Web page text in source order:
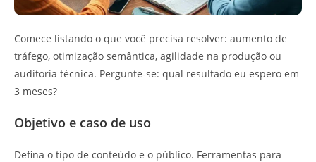
Comece listando o que você precisa resolver: aumento de
tráfego, otimização semântica, agilidade na produção ou
auditoria técnica. Pergunte-se: qual resultado eu espero em
3 meses?
Objetivo e caso de uso
Defina o tipo de conteúdo e o público. Ferramentas para